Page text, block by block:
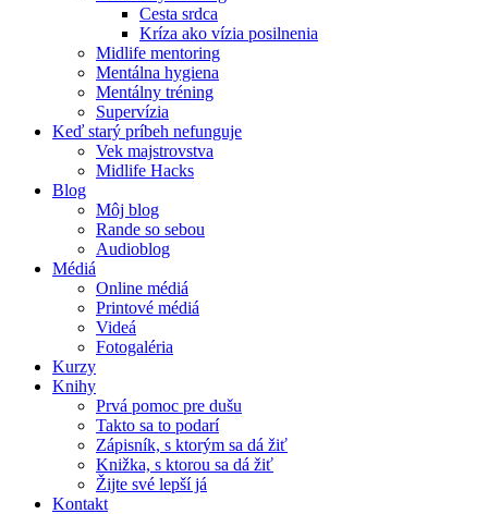
Cesta srdca
Kríza ako vízia posilnenia
Midlife mentoring
Mentálna hygiena
Mentálny tréning
Supervízia
Keď starý príbeh nefunguje
Vek majstrovstva
Midlife Hacks
Blog
Môj blog
Rande so sebou
Audioblog
Médiá
Online médiá
Printové médiá
Videá
Fotogaléria
Kurzy
Knihy
Prvá pomoc pre dušu
Takto sa to podarí
Zápisník, s ktorým sa dá žiť
Knižka, s ktorou sa dá žiť
Žijte své lepší já
Kontakt